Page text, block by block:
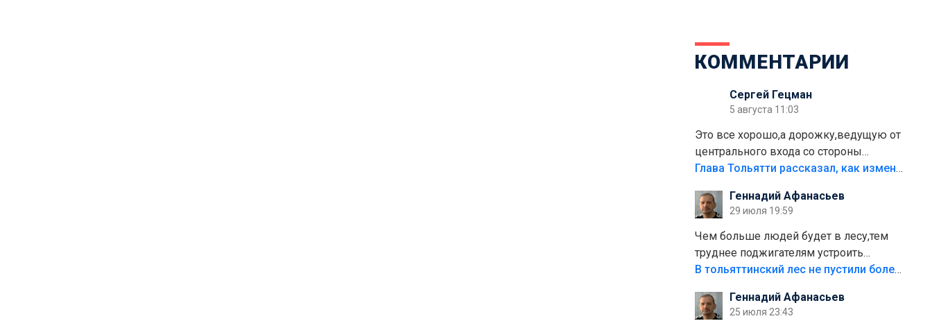
КОММЕНТАРИИ
Сергей Гецман
5 августа 11:03
Это все хорошо,а дорожку,ведущую от
центрального входа со стороны
кафе"Мираж" к аттракционам слабо
плитки не хватило,т.к.осенью и зимой
лежала в парке и испортилась.Да
еще,видимо,часть украли.
Глава Тольятти рассказал, как изменится парк Центрального района
Геннадий Афанасьев
29 июля 19:59
Чем больше людей будет в лесу,тем
труднее поджигателям устроить
пожар.Тех кто разводит костры,тех
полно стоит,почему водители всё
равно едут в лес? Штрафы мизерные.
В тольяттинский лес не пустили более тысячи автомобилей
Геннадий Афанасьев
25 июля 23:43